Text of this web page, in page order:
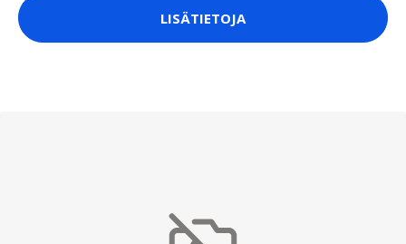
LISÄTIETOJA